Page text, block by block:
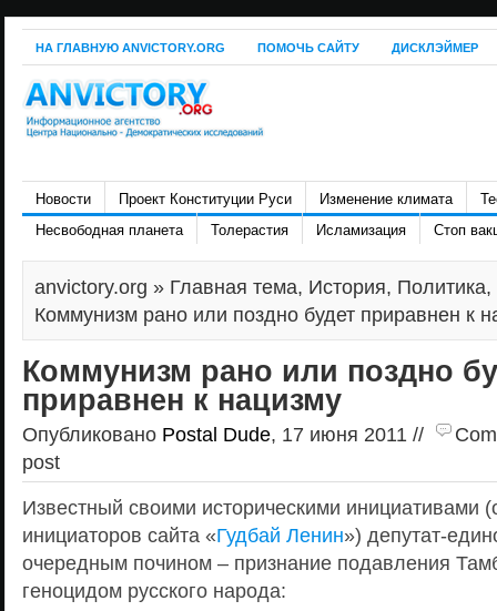
НА ГЛАВНУЮ ANVICTORY.ORG ПОМОЧЬ САЙТУ ДИСКЛЭЙМЕР
Новости Проект Конституции Руси Изменение климата
Несвободная планета
Толерастия Исламизация Стоп
anvictory.org » Главная тема, История, Политика,
Коммунизм рано или поздно будет приравнен к
Коммунизм рано или поздно
приравнен к нацизму
Опубликовано Postal Dude, 17 июня 2011 //
post
Известный своими историческими инициативами
инициаторов сайта «Гудбай Ленин») депутат-
очередным почином – признание подавления
геноцидом русского народа: